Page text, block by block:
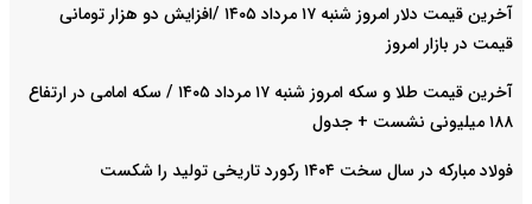
آخرین قیمت دلار امروز شنبه ۱۷ مرداد ۱۴۰۵ /افزایش دو هزار تومانی
قیمت در بازار امروز
آخرین قیمت طلا و سکه امروز شنبه ۱۷ مرداد ۱۴۰۵ / سکه امامی در ارتفاع
۱۸۸ میلیونی نشست + جدول
فولاد مبارکه در سال سخت ۱۴۰۴ رکورد تاریخی تولید را شکست